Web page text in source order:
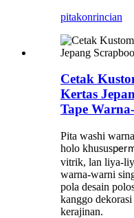
pitakonrincian
Cetak
Kertas
Tape
Pita washi
holo khusus
vitrik, lan liya-
warna-warni
pola desain
kanggo
kerajinan.